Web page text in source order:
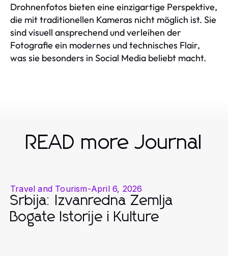
Drohnenfotos bieten eine einzigartige Perspektive,
die mit traditionellen Kameras nicht möglich ist. Sie
sind visuell ansprechend und verleihen der
Fotografie ein modernes und technisches Flair,
was sie besonders in Social Media beliebt macht.
READ more Journal
Travel and Tourism-April 6, 2026
Srbija: Izvanredna Zemlja
Bogate Istorije i Kulture